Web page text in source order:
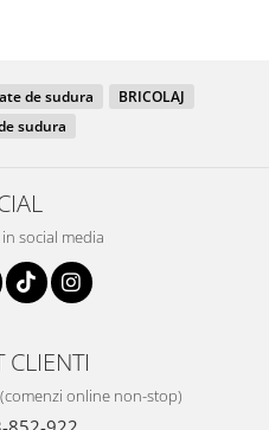
de sudura
BRICOLAJ
sudura
social media
CLIENTI
online non-stop)